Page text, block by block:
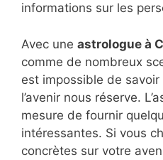
informations sur les
Avec une astrologue à
comme de nombreux
est impossible de
l’avenir nous réserve.
mesure de fournir
intéressantes. Si vous
concrètes sur votre